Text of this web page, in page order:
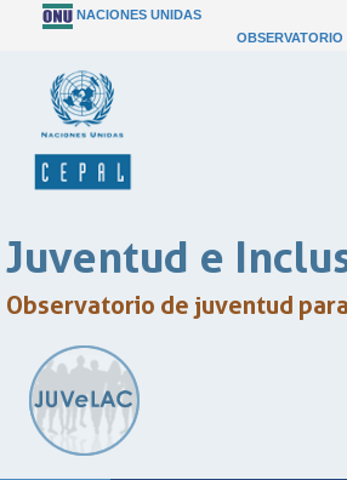
NACIONES UNIDAS
Juventud e
Observatorio de juventud